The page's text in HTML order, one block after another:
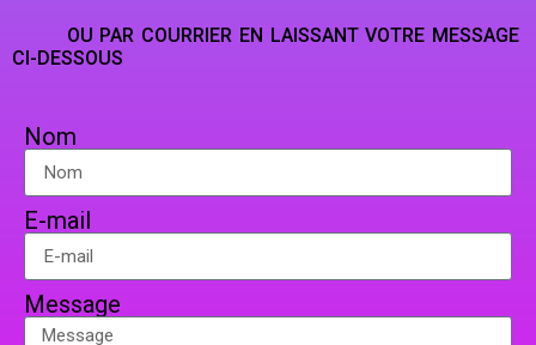
OU PAR COURRIER EN LAISSANT VOTRE MESSAGE
CI-DESSOUS
Nom
E-mail
Message